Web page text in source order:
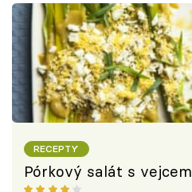
RECEPTY
Pórkový salát s vejcem